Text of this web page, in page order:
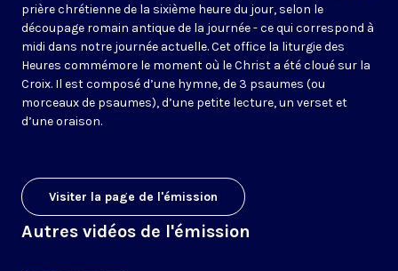
prière chrétienne de la sixième heure du jour, selon le
découpage romain antique de la journée - ce qui correspond à
midi dans notre journée actuelle. Cet office la liturgie des
Heures commémore le moment où le Christ a été cloué sur la
Croix. Il est composé d’une hymne, de 3 psaumes (ou
morceaux de psaumes), d’une petite lecture, un verset et
d’une oraison.
Visiter la page de l'émission
Autres vidéos de l'émission